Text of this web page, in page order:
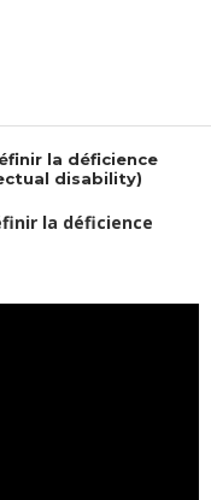
la déficience
disability)
la déficience